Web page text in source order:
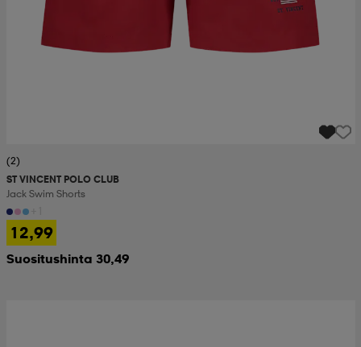
(2)
ST VINCENT POLO CLUB
Jack Swim Shorts
12,99
Suositushinta 30,49